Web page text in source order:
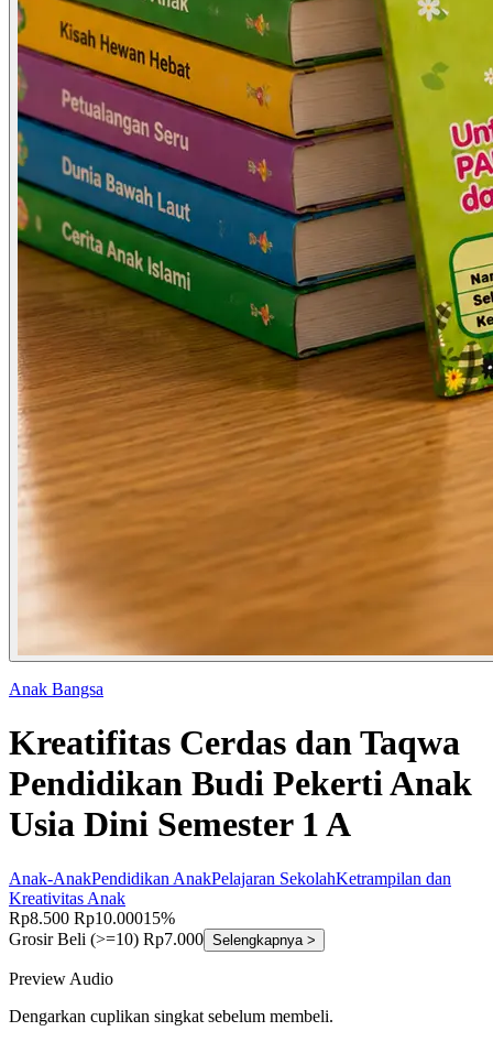
Anak Bangsa
Kreatifitas Cerdas dan Taqwa
Pendidikan Budi Pekerti Anak
Usia Dini Semester 1 A
Anak-AnakPendidikan AnakPelajaran SekolahKetrampilan dan
Kreativitas Anak
Rp8.500 Rp10.00015%
GrosirBeli (>=10) Rp7.000 Selengkapnya >
Preview Audio
Dengarkan cuplikan singkat sebelum membeli.